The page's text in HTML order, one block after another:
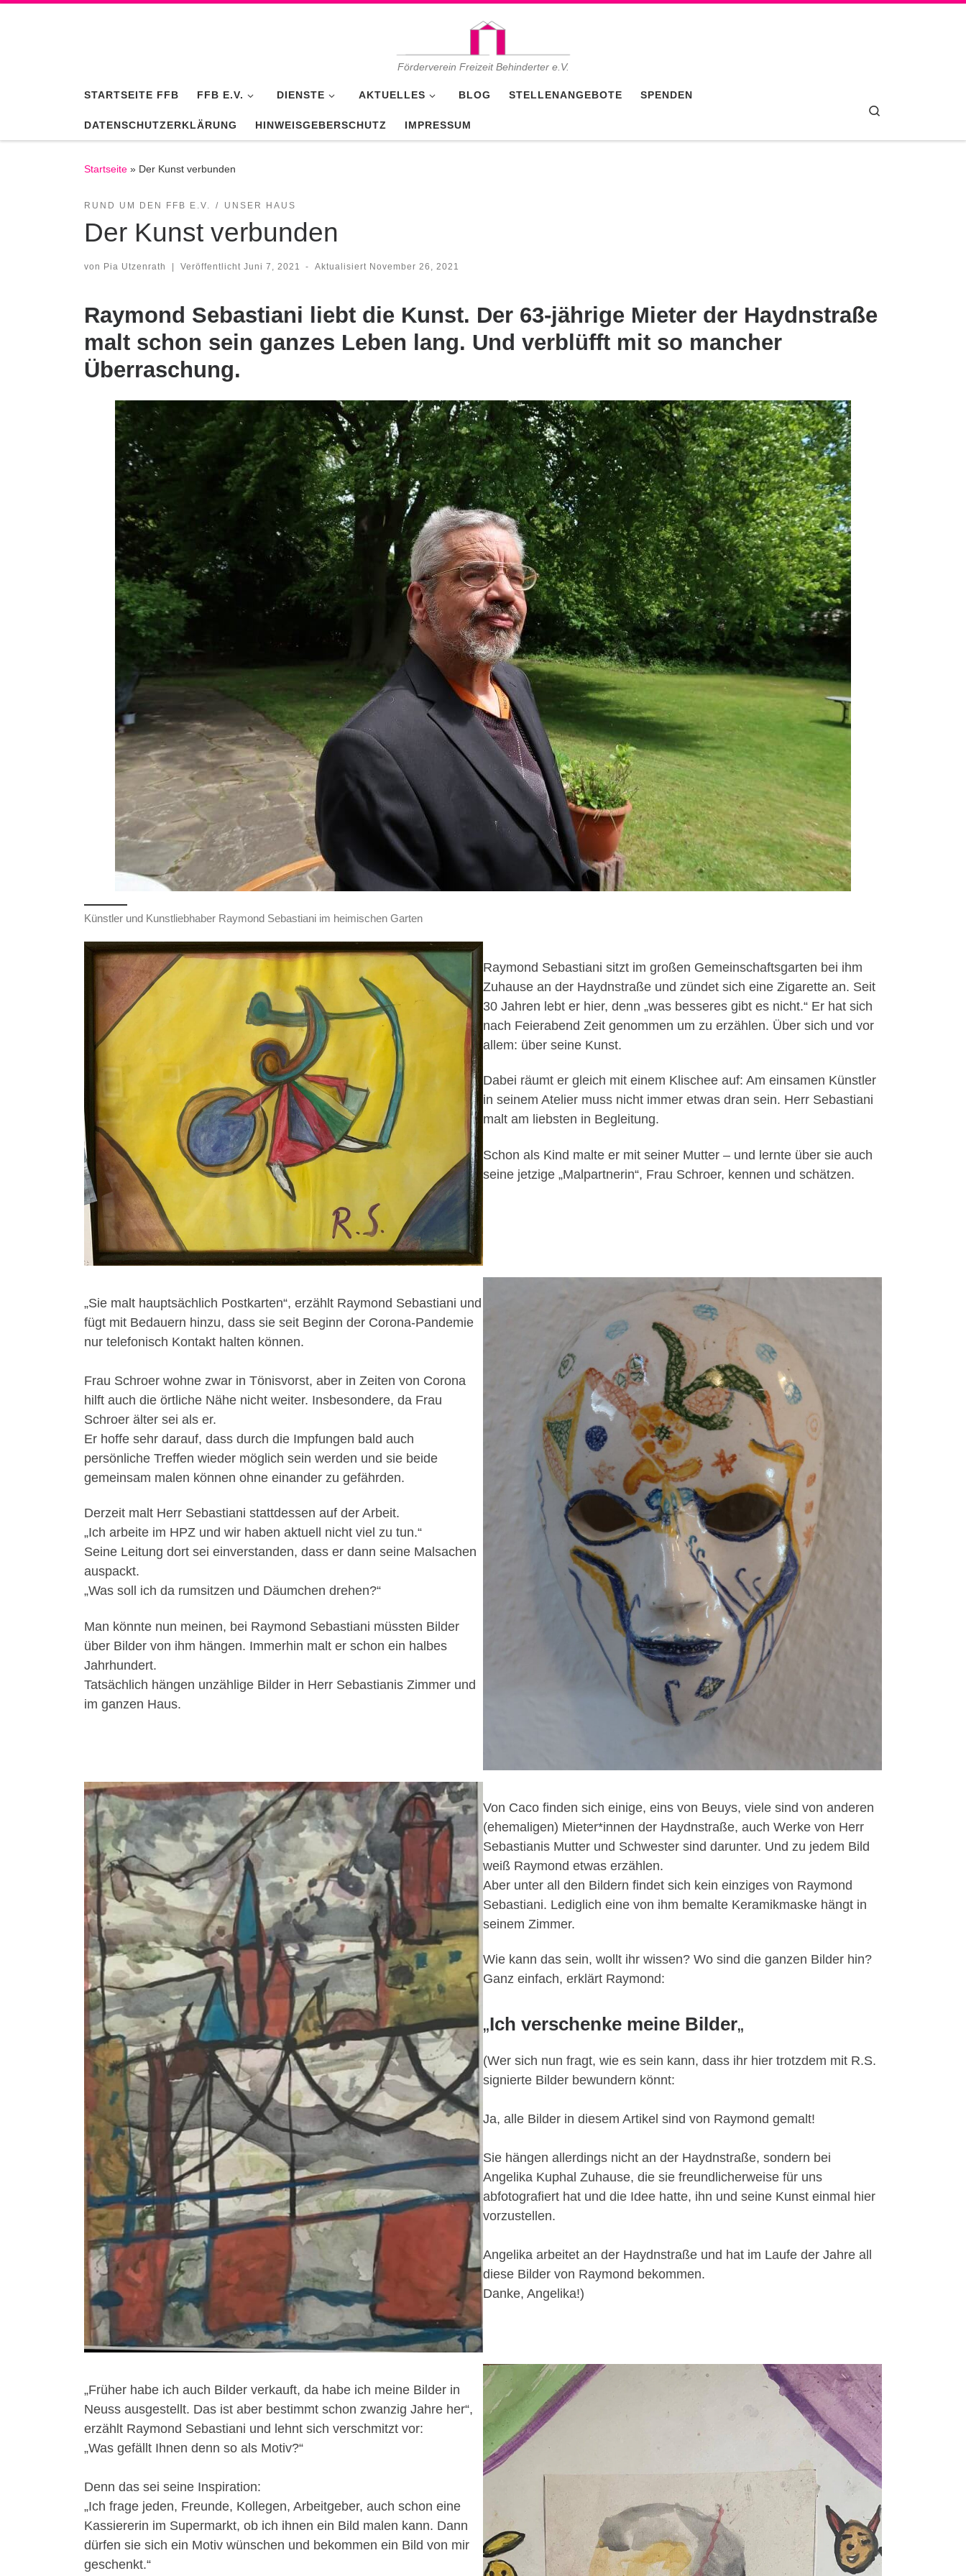
Förderverein Freizeit Behinderter e.V.
STARTSEITE FFB FFB E.V. DIENSTE AKTUELLES BLOG STELLENANGEBOTE SPENDEN
DATENSCHUTZERKLÄRUNG HINWEISGEBERSCHUTZ IMPRESSUM
Startseite » Der Kunst verbunden
RUND UM DEN FFB E.V. UNSER HAUS
Der Kunst verbunden
von Pia Utzenrath Veröffentlicht Juni 7, 2021 - Aktualisiert November 26, 2021
Raymond Sebastiani liebt die Kunst. Der 63-jährige Mieter der Haydnstraße
malt schon sein ganzes Leben lang. Und verblüfft mit so mancher
Überraschung.
Künstler und Kunstliebhaber Raymond Sebastiani im heimischen Garten
Raymond Sebastiani sitzt im großen Gemeinschaftsgarten bei ihm
Zuhause an der Haydnstraße und zündet sich eine Zigarette an. Seit
30 Jahren lebt er hier, denn „was besseres gibt es nicht.“ Er hat sich
nach Feierabend Zeit genommen um zu erzählen. Über sich und vor
allem: über seine Kunst.
Dabei räumt er gleich mit einem Klischee auf: Am einsamen Künstler
in seinem Atelier muss nicht immer etwas dran sein. Herr Sebastiani
malt am liebsten in Begleitung.
Schon als Kind malte er mit seiner Mutter – und lernte über sie auch
seine jetzige „Malpartnerin“, Frau Schroer, kennen und schätzen.
„Sie malt hauptsächlich Postkarten“, erzählt Raymond Sebastiani und
fügt mit Bedauern hinzu, dass sie seit Beginn der Corona-Pandemie
nur telefonisch Kontakt halten können.
Frau Schroer wohne zwar in Tönisvorst, aber in Zeiten von Corona
hilft auch die örtliche Nähe nicht weiter. Insbesondere, da Frau
Schroer älter sei als er.
Er hoffe sehr darauf, dass durch die Impfungen bald auch
persönliche Treffen wieder möglich sein werden und sie beide
gemeinsam malen können ohne einander zu gefährden.
Derzeit malt Herr Sebastiani stattdessen auf der Arbeit.
„Ich arbeite im HPZ und wir haben aktuell nicht viel zu tun.“
Seine Leitung dort sei einverstanden, dass er dann seine Malsachen
auspackt.
„Was soll ich da rumsitzen und Däumchen drehen?“
Man könnte nun meinen, bei Raymond Sebastiani müssten Bilder
über Bilder von ihm hängen. Immerhin malt er schon ein halbes
Jahrhundert.
Tatsächlich hängen unzählige Bilder in Herr Sebastianis Zimmer und
im ganzen Haus.
Von Caco finden sich einige, eins von Beuys, viele sind von anderen
(ehemaligen) Mieter*innen der Haydnstraße, auch Werke von Herr
Sebastianis Mutter und Schwester sind darunter. Und zu jedem Bild
weiß Raymond etwas erzählen.
Aber unter all den Bildern findet sich kein einziges von Raymond
Sebastiani. Lediglich eine von ihm bemalte Keramikmaske hängt in
seinem Zimmer.
Wie kann das sein, wollt ihr wissen? Wo sind die ganzen Bilder hin?
Ganz einfach, erklärt Raymond:
„Ich verschenke meine Bilder„
(Wer sich nun fragt, wie es sein kann, dass ihr hier trotzdem mit R.S.
signierte Bilder bewundern könnt:
Ja, alle Bilder in diesem Artikel sind von Raymond gemalt!
Sie hängen allerdings nicht an der Haydnstraße, sondern bei
Angelika Kuphal Zuhause, die sie freundlicherweise für uns
abfotografiert hat und die Idee hatte, ihn und seine Kunst einmal hier
vorzustellen.
Angelika arbeitet an der Haydnstraße und hat im Laufe der Jahre all
diese Bilder von Raymond bekommen.
Danke, Angelika!)
„Früher habe ich auch Bilder verkauft, da habe ich meine Bilder in
Neuss ausgestellt. Das ist aber bestimmt schon zwanzig Jahre her“,
erzählt Raymond Sebastiani und lehnt sich verschmitzt vor:
„Was gefällt Ihnen denn so als Motiv?“
Denn das sei seine Inspiration:
„Ich frage jeden, Freunde, Kollegen, Arbeitgeber, auch schon eine
Kassiererin im Supermarkt, ob ich ihnen ein Bild malen kann. Dann
dürfen sie sich ein Motiv wünschen und bekommen ein Bild von mir
geschenkt.“